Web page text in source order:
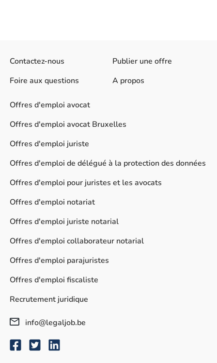
Contactez-nous
Foire aux questions
Publier une offre
A propos
Offres d'emploi avocat
Offres d'emploi avocat Bruxelles
Offres d'emploi juriste
Offres d'emploi de délégué à la protection des données
Offres d'emploi pour juristes et les avocats
Offres d'emploi notariat
Offres d'emploi juriste notarial
Offres d'emploi collaborateur notarial
Offres d'emploi parajuristes
Offres d'emploi fiscaliste
Recrutement juridique
info@legaljob.be